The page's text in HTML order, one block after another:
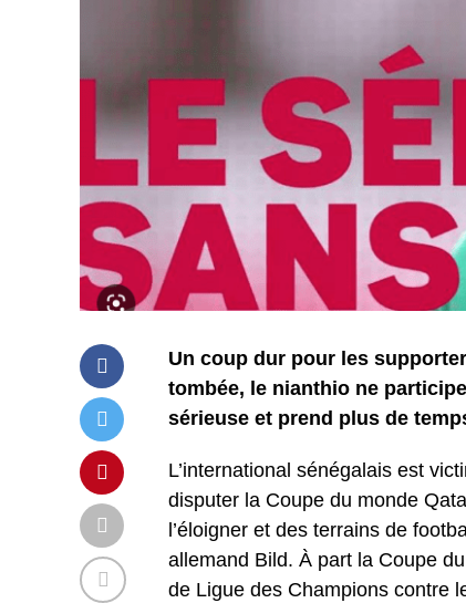
Un coup dur pour les
tombée, le nianthio ne
sérieuse et prend plus de
L’international sénégalais est
disputer la Coupe du monde
l’éloigner et des terrains de
allemand Bild. À part la Coupe
de Ligue des Champions contre